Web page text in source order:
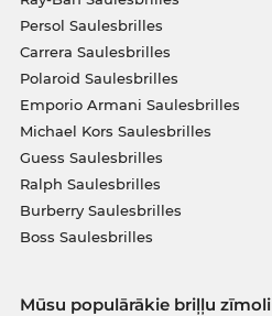
Persol Saulesbrilles
Carrera Saulesbrilles
Polaroid Saulesbrilles
Emporio Armani Saulesbrilles
Michael Kors Saulesbrilles
Guess Saulesbrilles
Ralph Saulesbrilles
Burberry Saulesbrilles
Boss Saulesbrilles
Mūsu populārākie briļļu zīmoli